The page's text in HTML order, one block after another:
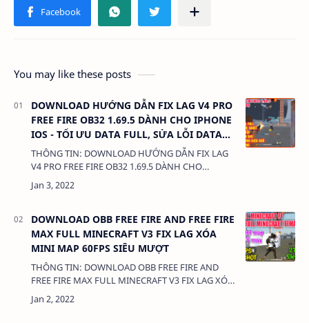
You may like these posts
DOWNLOAD HƯỚNG DẪN FIX LAG V4 PRO
FREE FIRE OB32 1.69.5 DÀNH CHO IPHONE
IOS - TỐI ƯU DATA FULL, SỬA LỖI DATA
CŨ, THÊM 4 COMBO DATA MỚI
THÔNG TIN: DOWNLOAD HƯỚNG DẪN FIX LAG
V4 PRO FREE FIRE OB32 1.69.5 DÀNH CHO
IPHONE IOS - TỐI ƯU DATA FULL, SỬA LỖI DATA
CŨ, THÊM 4 COMBO DATA MỚI 380 Kb LIÊN KẾT:
DOWNLOAD OBB FREE FIRE AND FREE FIRE
MAX FULL MINECRAFT V3 FIX LAG XÓA
MINI MAP 60FPS SIÊU MƯỢT
THÔNG TIN: DOWNLOAD OBB FREE FIRE AND
FREE FIRE MAX FULL MINECRAFT V3 FIX LAG XÓA
MINI MAP 60FPS SIÊU MƯỢT DUNG LƯỢNG: